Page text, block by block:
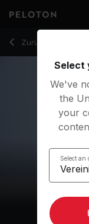
Zurück zu
Zurück
Select
We've
the
your
Select an